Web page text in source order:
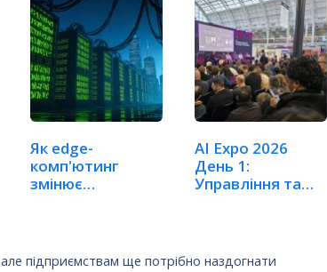
Як edge-
комп'ютинг
змінює
AI Expo 2026
День 1:
Управління та
підприємствам ще потрібно наздогнати